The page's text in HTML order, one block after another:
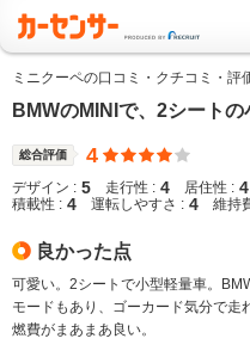
ミニクーペの口コミ・クチコミ・評
BMWのMINIで、2シートの
総合評価 4
デザイン : 5 走行性 : 4 居住性 : 4
積載性 : 4 運転しやすさ : 4 維持
良かった点
可愛い。2シートで小型軽量車。
モードもあり、ゴーカード気分で走
燃費がまあまあ良い。